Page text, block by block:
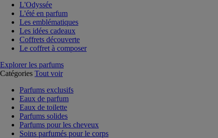
L'Odyssée
L'été en parfum
Les emblématiques
Les idées cadeaux
Coffrets découverte
Le coffret à composer
Explorer les parfums
Catégories Tout voir
Parfums exclusifs
Eaux de parfum
Eaux de toilette
Parfums solides
Parfums pour les cheveux
Soins parfumés pour le corps